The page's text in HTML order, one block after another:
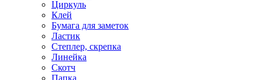
Циркуль
Клей
Бумага для заметок
Ластик
Степлер, скрепка
Линейка
Скотч
Папка